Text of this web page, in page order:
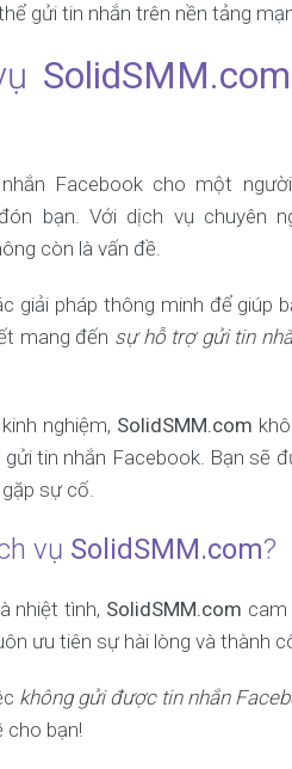
gửi tin nhắn trên nền tảng
SolidSMM.com
Facebook cho một
bạn. Với dịch vụ chuyên
còn là vấn đề.
giải pháp thông minh để giúp
mang đến sự hỗ trợ gửi tin
nghiệm, SolidSMM.com
tin nhắn Facebook. Bạn sẽ
sự cố.
vụ SolidSMM.com?
nhiệt tình, SolidSMM.com cam
ưu tiên sự hài lòng và thành
không gửi được tin nhắn
cho bạn!